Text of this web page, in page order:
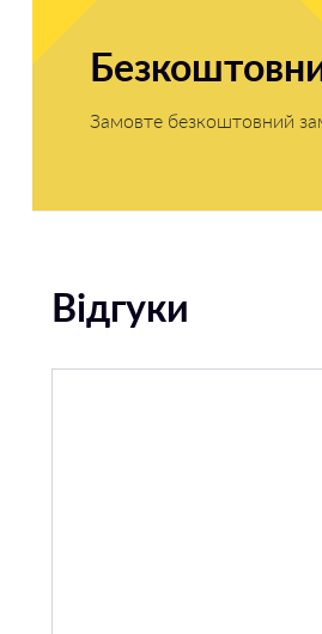
Замовте безкоштовний
Відгуки